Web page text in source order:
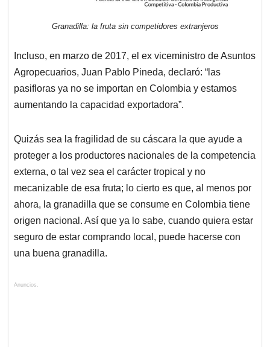
Granadilla: la fruta sin competidores extranjeros
Incluso, en marzo de 2017, el ex viceministro de Asuntos
Agropecuarios, Juan Pablo Pineda, declaró: “las
pasifloras ya no se importan en Colombia y estamos
aumentando la capacidad exportadora”.
Quizás sea la fragilidad de su cáscara la que ayude a
proteger a los productores nacionales de la competencia
externa, o tal vez sea el carácter tropical y no
mecanizable de esa fruta; lo cierto es que, al menos por
ahora, la granadilla que se consume en Colombia tiene
origen nacional. Así que ya lo sabe, cuando quiera estar
seguro de estar comprando local, puede hacerse con
una buena granadilla.
Anuncios.